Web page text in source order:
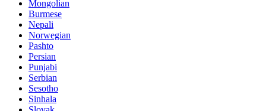
Mongolian
Burmese
Nepali
Norwegian
Pashto
Persian
Punjabi
Serbian
Sesotho
Sinhala